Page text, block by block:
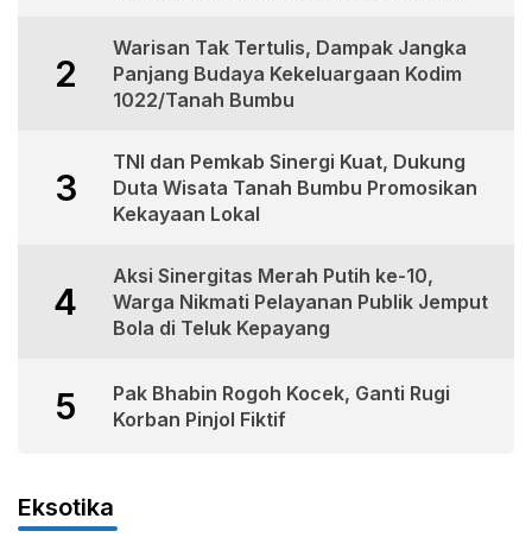
2
Warisan Tak Tertulis, Dampak Jangka
Panjang Budaya Kekeluargaan Kodim
1022/Tanah Bumbu
3
TNI dan Pemkab Sinergi Kuat, Dukung
Duta Wisata Tanah Bumbu Promosikan
Kekayaan Lokal
4
Aksi Sinergitas Merah Putih ke-10,
Warga Nikmati Pelayanan Publik Jemput
Bola di Teluk Kepayang
5
Pak Bhabin Rogoh Kocek, Ganti Rugi
Korban Pinjol Fiktif
Eksotika